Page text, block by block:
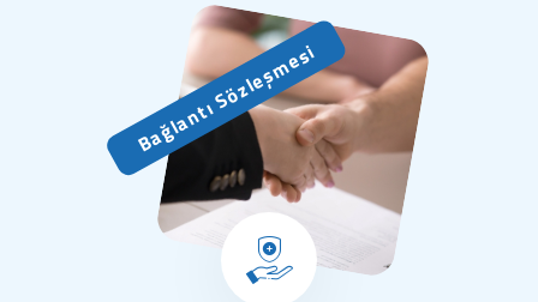
Bağlantı Sözleşmesi